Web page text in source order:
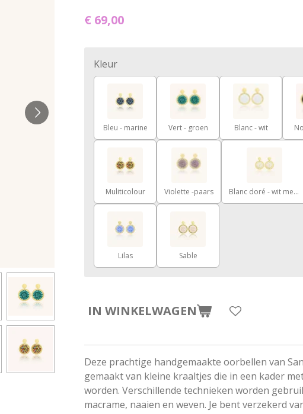
€ 69,00
Kleur
Bleu - marine Vert - groen Blanc - wit
Muliticolour Violette -paars Blanc doré - wit met goud
Lilas Sable
IN WINKELWAGEN
Deze prachtige handgemaakte oorbellen van
gemaakt van kleine kraaltjes die in een kader
worden. Verschillende technieken worden
macrame, naaien en weven. Je bent verzekerd